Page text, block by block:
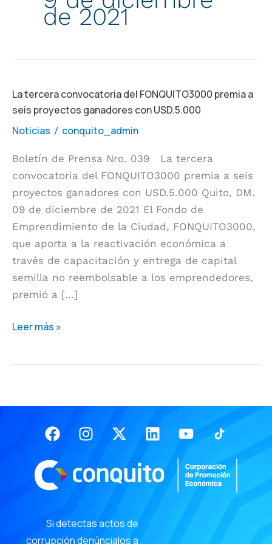
de 2021
La tercera convocatoria del FONQUITO3000 premia a
seis proyectos ganadores con USD.5.000
Noticias / conquito_admin
Boletín de Prensa Nro. 039 La tercera
convocatoria del FONQUITO3000 premia a seis
proyectos ganadores con USD.5.000 Quito, DM.
09 de diciembre de 2021 El Fondo de
Emprendimiento de la Ciudad, FONQUITO3000,
que aporta a la reactivación económica a
través de capacitación y entrega de capital
semilla no reembolsable a los emprendedores,
premió a […]
La
tercera
convocatoria
FONQUITO3000
premia
a
seis
proyectos
ganadores
con
USD.5.000
Leer más »
FacebookInstagram
X-
twitter
LinkedinYoutube
Si detectas actos de
corrupción denúncialos a